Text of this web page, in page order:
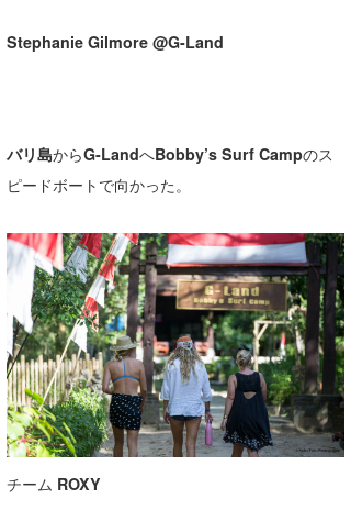
Stephanie Gilmore @G-Land
バリ島からG-LandへBobby’s Surf Campのス
ピードボートで向かった。
チーム ROXY